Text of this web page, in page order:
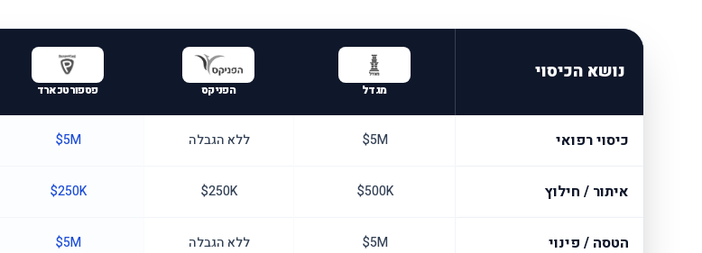
נושא הכיסוי
מגדל הפניקס פספורטכארד
כיסוי רפואי 5M$ ללא הגבלה 5M$
איתור / חילוץ 500K$
250K$
250K$
הטסה / פינוי 5M$ ללא הגבלה 5M$